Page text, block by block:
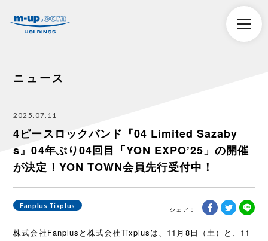
株式会社エムアップホールディングス
toggle
ニュース
2025.07.11
4ピースロックバンド『04 Limited Sazaby
s』04年ぶり04回目「YON EXPO’25」の開催
が決定！YON TOWN会員先行受付中！
Fanplus Tixplus
株式会社Fanplusと株式会社Tixplusは、11月8日（土）と、11